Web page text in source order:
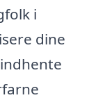
i
dine